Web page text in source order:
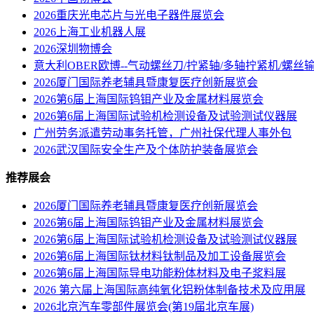
2026重庆光电芯片与光电子器件展览会
2026上海工业机器人展
2026深圳物博会
意大利OBER欧博--气动螺丝刀/拧紧轴/多轴拧紧机/螺丝
2026厦门国际养老辅具暨康复医疗创新展览会
2026第6届上海国际钨钼产业及金属材料展览会
2026第6届上海国际试验机检测设备及试验测试仪器展
广州劳务派遣劳动事务托管，广州社保代理人事外包
2026武汉国际安全生产及个体防护装备展览会
推荐展会
2026厦门国际养老辅具暨康复医疗创新展览会
2026第6届上海国际钨钼产业及金属材料展览会
2026第6届上海国际试验机检测设备及试验测试仪器展
2026第6届上海国际钛材料钛制品及加工设备展览会
2026第6届上海国际导电功能粉体材料及电子浆料展
2026 第六届上海国际高纯氧化铝粉体制备技术及应用展
2026北京汽车零部件展览会(第19届北京车展)